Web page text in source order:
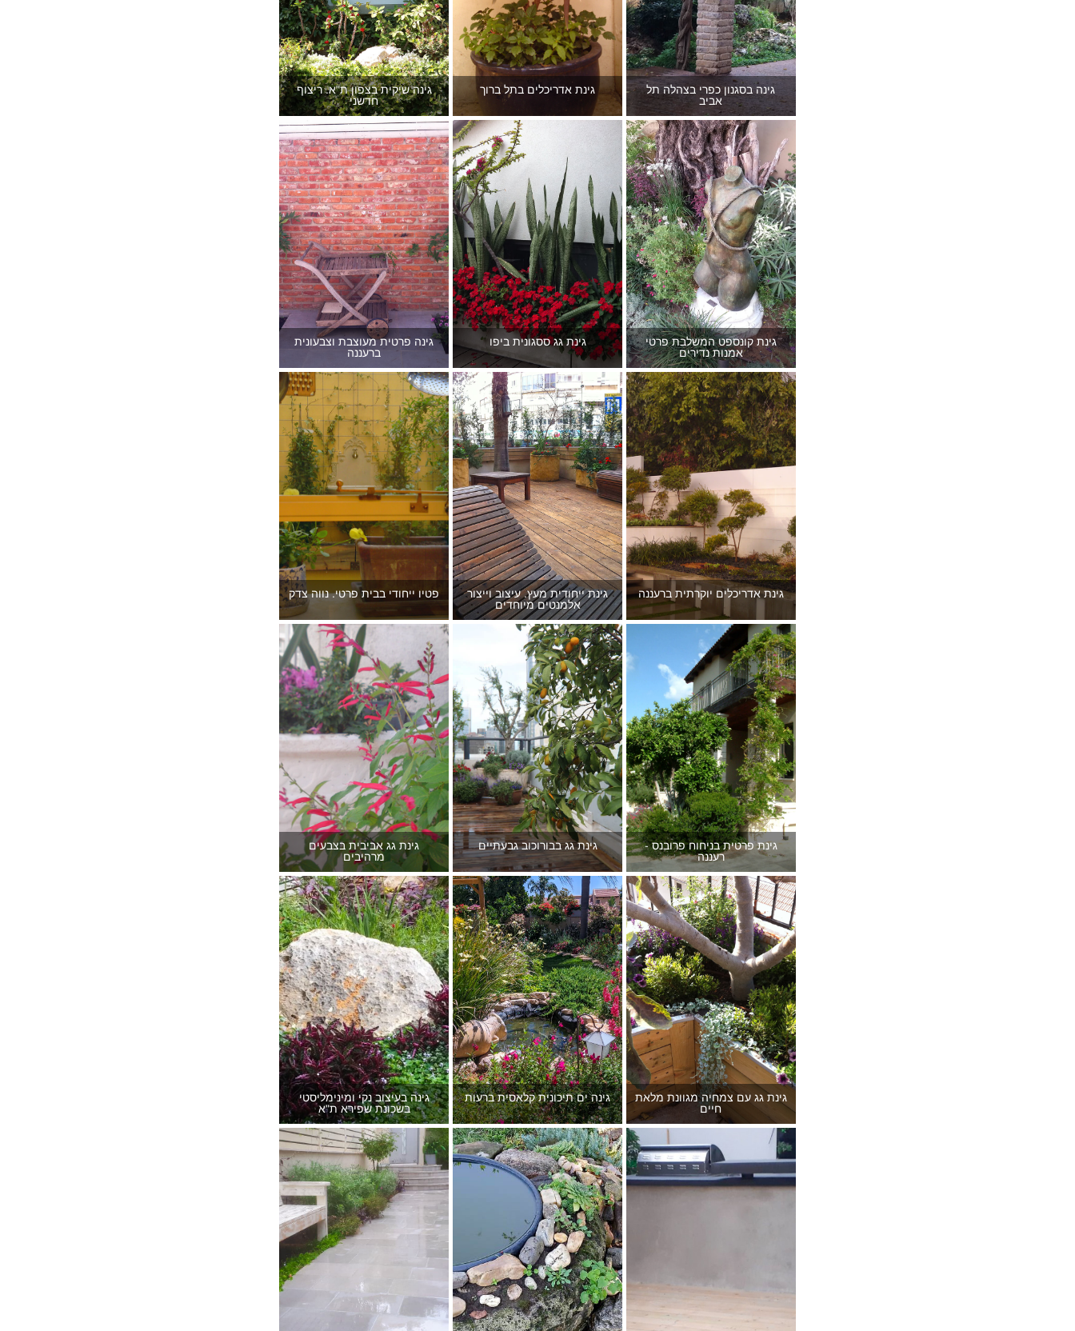
גינה בסגנון כפרי בצהלה תל
אביב
גינת אדריכלים בתל ברוך
גינה שיקית בצפון ת"א. ריצוף
חדשני
גינת קונספט המשלבת פרטי
אמנות נדירים
גינת גג ססגונית ביפו
גינה פרטית מעוצבת וצבעונית
ברעננה
גינת אדריכלים יוקרתית ברעננה
גינת ייחודית מעץ. עיצוב וייצור
אלמנטים מיוחדים
פטיו ייחודי בבית פרטי. נווה צדק
גינת פרטית בניחוח פרובנס -
רעננה
גינת גג בבורוכוב גבעתיים
גינת גג אביבית בצבעים
מרהיבים
גינת גג עם צמחיה מגוונת מלאת
חיים
גינה ים תיכונית קלאסית ברעות
גינה בעיצוב נקי ומינימליסטי
בשכונת שפירא ת"א